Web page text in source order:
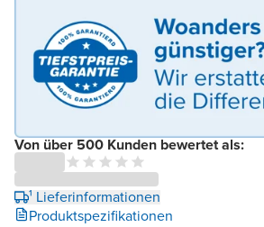
Von über 500 Kunden bewertet als:
¹ Lieferinformationen
Produktspezifikationen